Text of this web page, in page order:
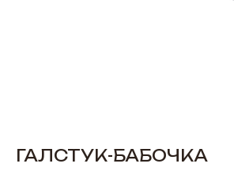
ГАЛСТУК-БАБОЧКА